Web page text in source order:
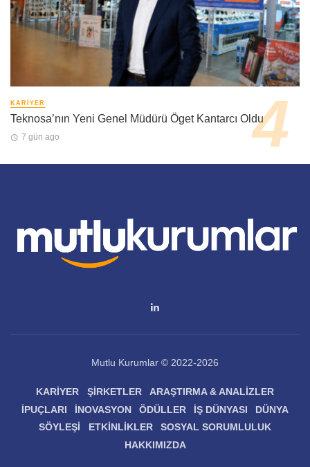
KARIYER
Teknosa’nın Yeni Genel Müdürü Öget Kantarcı Oldu
7 gün ago
Mutlu Kurumlar © 2022-2026
KARIYER ŞIRKETLER
ARAŞTIRMA & ANALIZLER
İPUÇLARI
İNOVASYON ÖDÜLLER İŞ DÜNYASI
DÜNYA
SÖYLEŞI
ETKINLIKLER
SOSYAL SORUMLULUK
HAKKIMIZDA